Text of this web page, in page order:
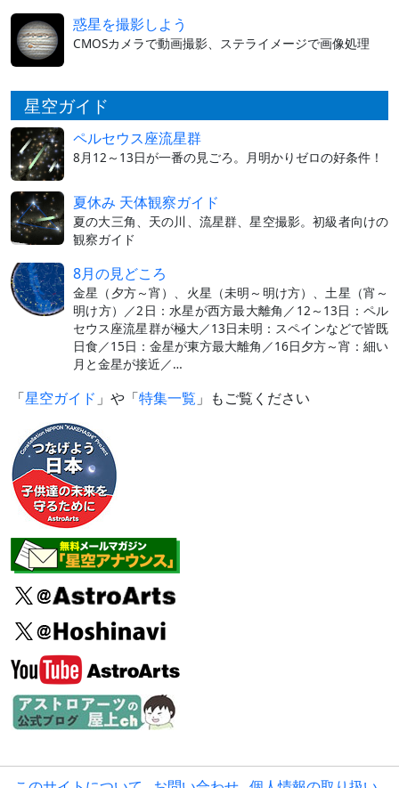
惑星を撮影しよう
CMOSカメラで動画撮影、ステライメージで画像処理
星空ガイド
ペルセウス座流星群
8月12～13日が一番の見ごろ。月明かりゼロの好条件！
夏休み 天体観察ガイド
夏の大三角、天の川、流星群、星空撮影。初級者向けの
観察ガイド
8月の見どころ
金星（夕方～宵）、火星（未明～明け方）、土星（宵～
明け方）／2日：水星が西方最大離角／12～13日：ペル
セウス座流星群が極大／13日未明：スペインなどで皆既
日食／15日：金星が東方最大離角／16日夕方～宵：細い
月と金星が接近／…
「星空ガイド 」や「特集一覧 」もご覧ください